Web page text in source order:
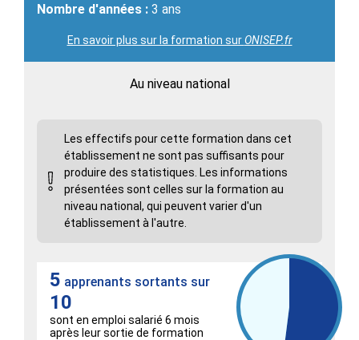
Nombre d'années : 3 ans
En savoir plus sur la formation surONISEP.fr
Au niveau national
Les effectifs pour cette formation dans cet
établissement ne sont pas suffisants pour
produire des statistiques. Les informations
présentées sont celles sur la formation au
niveau national, qui peuvent varier d'un
établissement à l'autre.
5 apprenants sortants sur
10
sont en emploi salarié 6 mois
après leur sortie de formation